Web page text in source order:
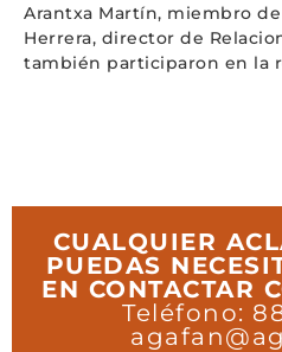
Arantxa Martín, miembro
Herrera, director de
también participaron en la
CUALQUIER
PUEDAS
EN CONTACTAR
Teléfono: